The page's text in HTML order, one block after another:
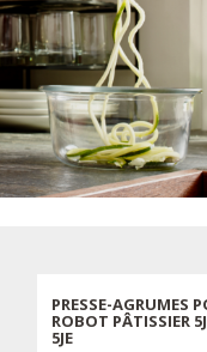
PRESSE-AGRUMES
ROBOT PÂTISSIER
5JE